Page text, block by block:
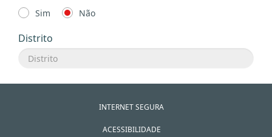
Sim Não
Distrito
INTERNET SEGURA
ACESSIBILIDADE